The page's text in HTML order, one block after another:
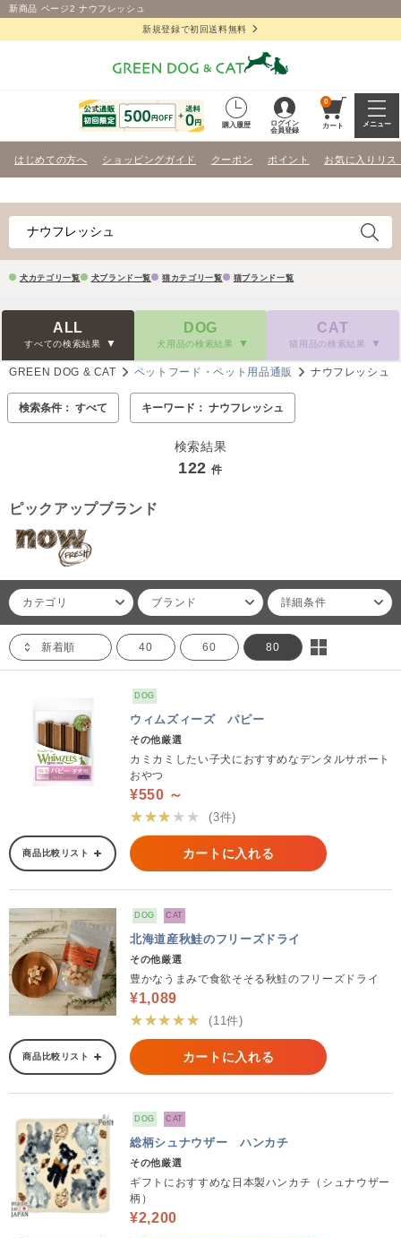
新商品 ページ2 ナウフレッシュ
新規登録で初回送料無料
購入履歴
ログイン
会員登録
0
カート メニュー
はじめての方へ ショッピングガイド クーポン ポイント お気に入りリス
犬カテゴリ一覧 犬ブランド一覧 猫カテゴリ一覧 猫ブランド一覧
ALL
すべての検索結果
DOG
犬用品の検索結果
CAT
猫用品の検索結果
GREEN DOG & CAT ペットフード・ペット用品通販 ナウフレッシュ
検索条件： すべて キーワード： ナウフレッシュ
検索結果
122 件
ピックアップブランド
カテゴリ ブランド 詳細条件
新着順 40 60 80
DOG
ウィムズィーズ パピー
その他厳選
カミカミしたい子犬におすすめなデンタルサポート
おやつ
¥550 ～
★★★★★
(3件)
商品比較リスト カートに入れる
DOG CAT
北海道産秋鮭のフリーズドライ
その他厳選
豊かなうまみで食欲そそる秋鮭のフリーズドライ
¥1,089
★★★★★
(11件)
商品比較リスト カートに入れる
DOG CAT
総柄シュナウザー ハンカチ
その他厳選
ギフトにおすすめな日本製ハンカチ（シュナウザー
柄）
¥2,200